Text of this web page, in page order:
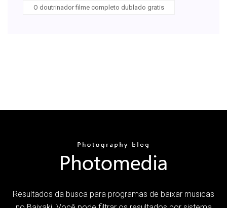
O doutrinador filme completo dublado gratis
Resultados da busca para programas de baixar musicas